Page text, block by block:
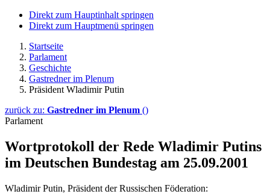
Direkt zum Hauptinhalt springen
Direkt zum Hauptmenü springen
Startseite
Parlament
Geschichte
Gastredner im Plenum
Präsident Wladimir Putin
zurück zu: Gastredner im Plenum ()
Parlament
Wortprotokoll der Rede Wladimir Putins
im Deutschen Bundestag am 25.09.2001
Wladimir Putin, Präsident der Russischen Föderation: